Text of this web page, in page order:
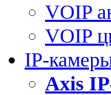
VOIP
VOIP
IP-
Axis